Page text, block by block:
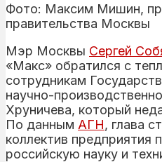
Фото: Максим Мишин,
правительства Москвы
Мэр Москвы Сергей
«Макс» обратился с
сотрудникам
научно-
Хруничева, который
По данным АГН, глава
коллектив предприятия
российскую науку и